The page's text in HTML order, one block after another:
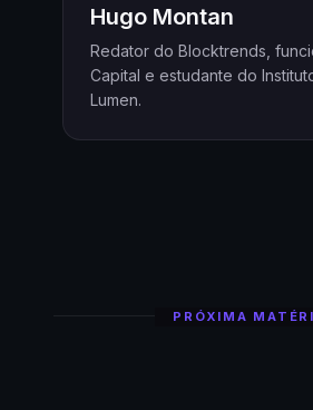
Hugo Montan
Redator do Blocktrends,
Capital e estudante do
Lumen.
PRÓXIMA